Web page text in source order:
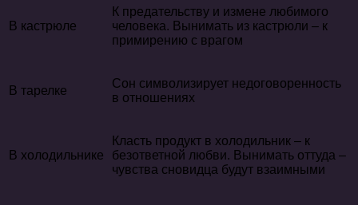
В кастрюле
К предательству и измене любимого
человека. Вынимать из кастрюли – к
примирению с врагом
В тарелке
Сон символизирует недоговоренность
в отношениях
В холодильнике
Класть продукт в холодильник – к
безответной любви. Вынимать оттуда –
чувства сновидца будут взаимными